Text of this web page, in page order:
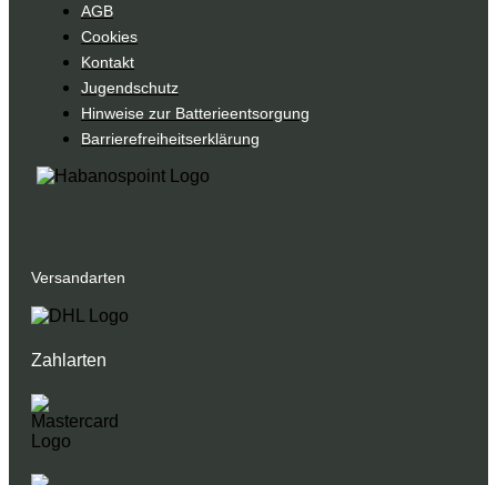
AGB
Cookies
Kontakt
Jugendschutz
Hinweise zur Batterieentsorgung
Barrierefreiheitserklärung
Versandarten
Zahlarten